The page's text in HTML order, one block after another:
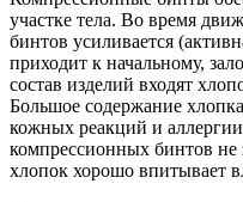
участке тела. Во время
бинтов усиливается
приходит к начальному,
состав изделий входят
Большое содержание
кожных реакций и
компрессионных бинтов не
хлопок хорошо впитывает